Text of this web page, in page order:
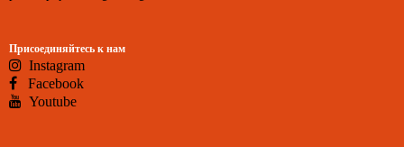
Присоединяйтесь к нам
Instagram
Facebook
Youtube